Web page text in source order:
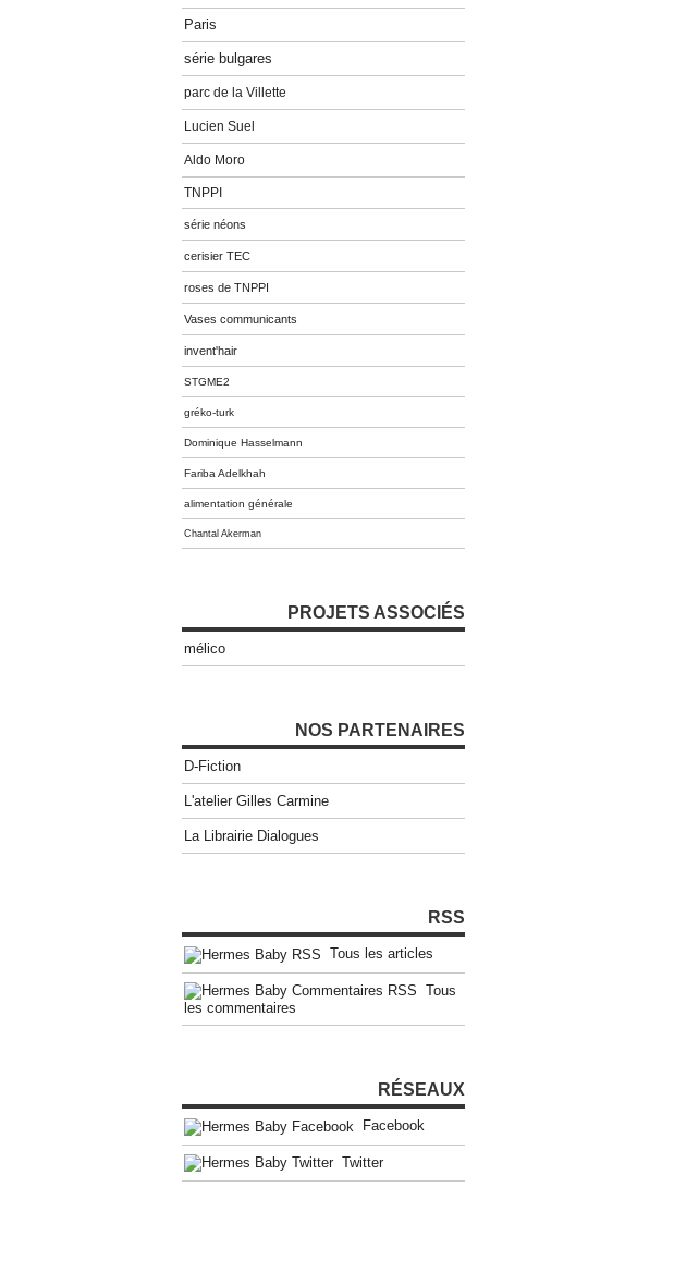
Paris
série bulgares
parc de la Villette
Lucien Suel
Aldo Moro
TNPPI
série néons
cerisier TEC
roses de TNPPI
Vases communicants
invent'hair
STGME2
gréko-turk
Dominique Hasselmann
Fariba Adelkhah
alimentation générale
Chantal Akerman
PROJETS ASSOCIÉS
mélico
NOS PARTENAIRES
D-Fiction
L'atelier Gilles Carmine
La Librairie Dialogues
RSS
Tous les articles
Tous
les commentaires
RÉSEAUX
Facebook
Twitter